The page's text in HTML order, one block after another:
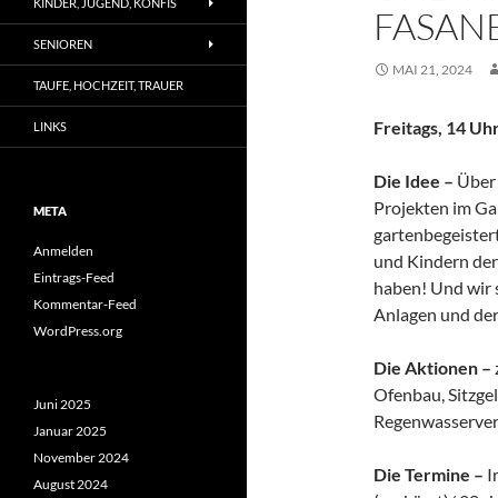
MAI 21, 2024
Freitags, 14
Die Idee –
Projekten im
und Kindern
haben! Und wir
Anlagen und
Die Aktionen –
Ofenbau,
Die Termine –
SENIOREN
TAUFE, HOCHZEIT, TRAUER
LINKS
META
Anmelden
Eintrags-Feed
Kommentar-Feed
WordPress.org
Juni 2025
Januar 2025
November 2024
August 2024